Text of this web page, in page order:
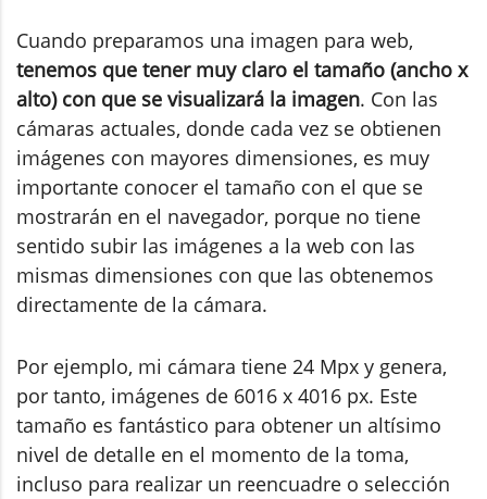
Cuando preparamos una imagen para web,
tenemos que tener muy claro el tamaño (ancho x
alto) con que se visualizará la imagen. Con las
cámaras actuales, donde cada vez se obtienen
imágenes con mayores dimensiones, es muy
importante conocer el tamaño con el que se
mostrarán en el navegador, porque no tiene
sentido subir las imágenes a la web con las
mismas dimensiones con que las obtenemos
directamente de la cámara.
Por ejemplo, mi cámara tiene 24 Mpx y genera,
por tanto, imágenes de 6016 x 4016 px. Este
tamaño es fantástico para obtener un altísimo
nivel de detalle en el momento de la toma,
incluso para realizar un reencuadre o selección